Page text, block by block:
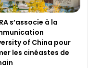
s’associe à la
of China pour
les cinéastes de